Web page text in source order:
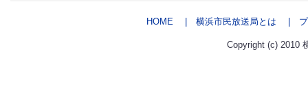
HOME | 横浜市民放送局とは | プ
Copyright (c) 2010